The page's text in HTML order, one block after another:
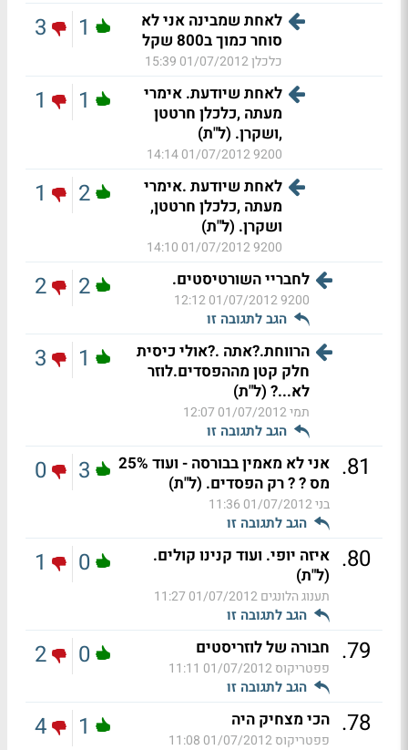
לאחת שמבינה אני לא
סוחר כמוך ב800 שקל
כלכלן01/07/2012 15:39
1
3
לאחת שיודעת. אימרי
מעתה ,כלכלן חרטטן
,ושקרן. (ל"ת)
9200
01/07/2012 14:14
1
1
לאחת שיודעת .אימרי
מעתה ,כלכלן חרטטן,
ושקרן. (ל"ת)
9200
01/07/2012 14:10
2
1
לחבריי השורטיסטים.
9200
01/07/2012 12:12
הגב לתגובה זו
2
2
הרווחת.?אתה .?אולי כיסית
חלק קטן מההפסדים.לוזר
לא...? (ל"ת)
תמי01/07/2012 12:07
הגב לתגובה זו
1
3
81
.
אני לא מאמין בבורסה - ועוד 25%
מס ? ? רק הפסדים. (ל"ת)
בני01/07/2012 11:36
הגב לתגובה זו
3
0
80
. איזה יופי. ועוד קנינו קולים.
(ל"ת)
תענוג הלונגים01/07/2012 11:27
הגב לתגובה זו
0
1
79
. חבורה של לוזריסטים
פפטריקוס01/07/2012 11:11
הגב לתגובה זו
0
2
78
. הכי מצחיק היה
פפטריקוס01/07/2012 11:08
1
4